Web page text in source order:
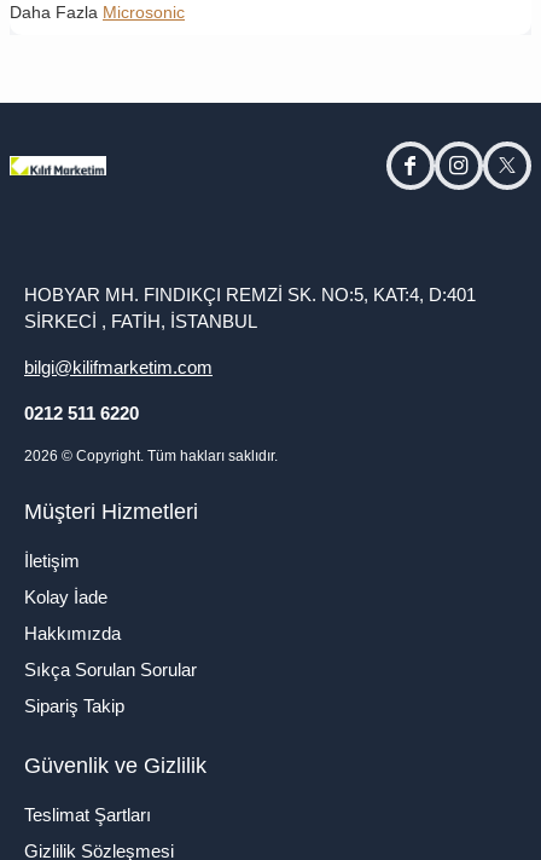
Daha Fazla Microsonic
facebookinstagram
HOBYAR MH. FINDIKÇI REMZİ SK. NO:5, KAT:4, D:401
SİRKECİ , FATİH, İSTANBUL
bilgi@kilifmarketim.com
0212 511 6220
2026 © Copyright. Tüm hakları saklıdır.
Müşteri Hizmetleri
İletişim
Kolay İade
Hakkımızda
Sıkça Sorulan Sorular
Sipariş Takip
Güvenlik ve Gizlilik
Teslimat Şartları
Gizlilik Sözleşmesi